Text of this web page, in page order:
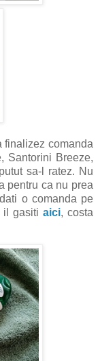
finalizez comanda
Santorini Breeze,
sa-l ratez. Nu
pentru ca nu prea
o comanda pe
il gasiti aici, costa